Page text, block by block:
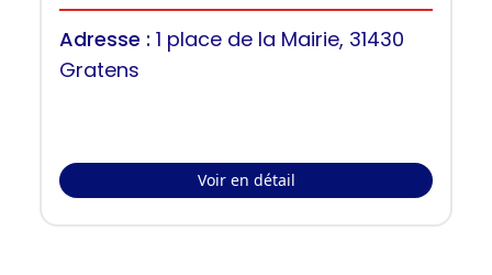
Adresse : 1 place de la Mairie, 31430
Gratens
Voir en détail